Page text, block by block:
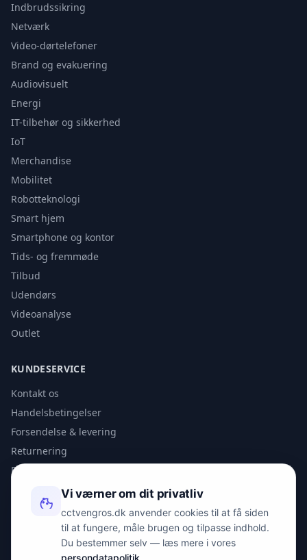
Indbrudssikring
Netværk
Video-dørtelefoner
Brand og evakuering
Audiovisuelt
Energi
IT-tilbehør og sikkerhed
IoT
Merchandise
Mobilitet
Robotteknologi
Smart hjem
Smartphone og kontor
Tids- og fremmøde
Tilbud
Udendørs
Videoanalyse
Outlet
KUNDESERVICE
Kontakt os
Handelsbetingelser
Forsendelse & levering
Returnering
Privatlivspolitik
KONTAKT
info@spyman.dk
Vi værner om dit privatliv
cctvengros.dk anvender cookies til at få siden
til at fungere, måle brugen og tilpasse indhold.
Du bestemmer selv — læs mere i vores
persondatapolitik